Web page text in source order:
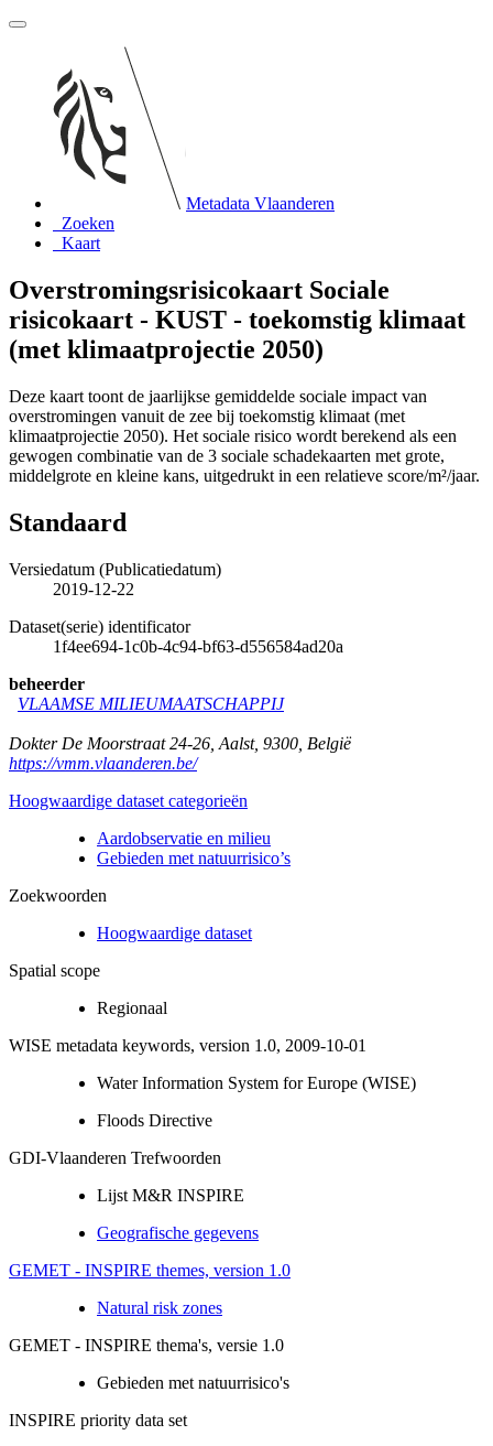
Metadata Vlaanderen
Zoeken
Kaart
Overstromingsrisicokaart Sociale
risicokaart - KUST - toekomstig klimaat
(met klimaatprojectie 2050)
Deze kaart toont de jaarlijkse gemiddelde sociale impact van
overstromingen vanuit de zee bij toekomstig klimaat (met
klimaatprojectie 2050). Het sociale risico wordt berekend als een
gewogen combinatie van de 3 sociale schadekaarten met grote,
middelgrote en kleine kans, uitgedrukt in een relatieve score/m²/jaar.
Standaard
Versiedatum (Publicatiedatum)
2019-12-22
Dataset(serie) identificator
1f4ee694-1c0b-4c94-bf63-d556584ad20a
beheerder
VLAAMSE MILIEUMAATSCHAPPIJ
Dokter De Moorstraat 24-26 Aalst, 9300 België
https://vmm.vlaanderen.be/
Hoogwaardige dataset categorieën
Aardobservatie en milieu
Gebieden met natuurrisico’s
Zoekwoorden
Hoogwaardige dataset
Spatial scope
Regionaal
WISE metadata keywords, version 1.0, 2009-10-01
Water Information System for Europe (WISE)
Floods Directive
GDI-Vlaanderen Trefwoorden
Lijst M&R INSPIRE
Geografische gegevens
GEMET - INSPIRE themes, version 1.0
Natural risk zones
GEMET - INSPIRE thema's, versie 1.0
Gebieden met natuurrisico's
INSPIRE priority data set